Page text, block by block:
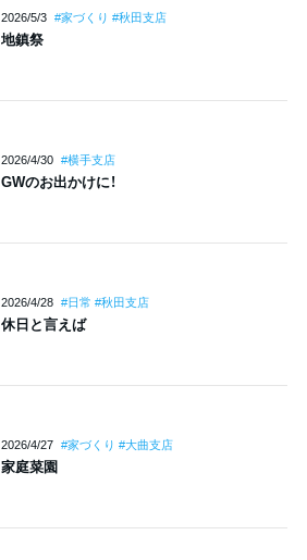
2026/5/3 #家づくり #秋田支店
地鎮祭
2026/4/30 #横手支店
GWのお出かけに！
2026/4/28 #日常 #秋田支店
休日と言えば
2026/4/27 #家づくり #大曲支店
家庭菜園